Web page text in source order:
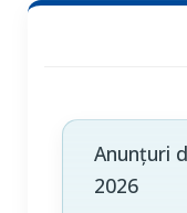
Anunțuri
2026